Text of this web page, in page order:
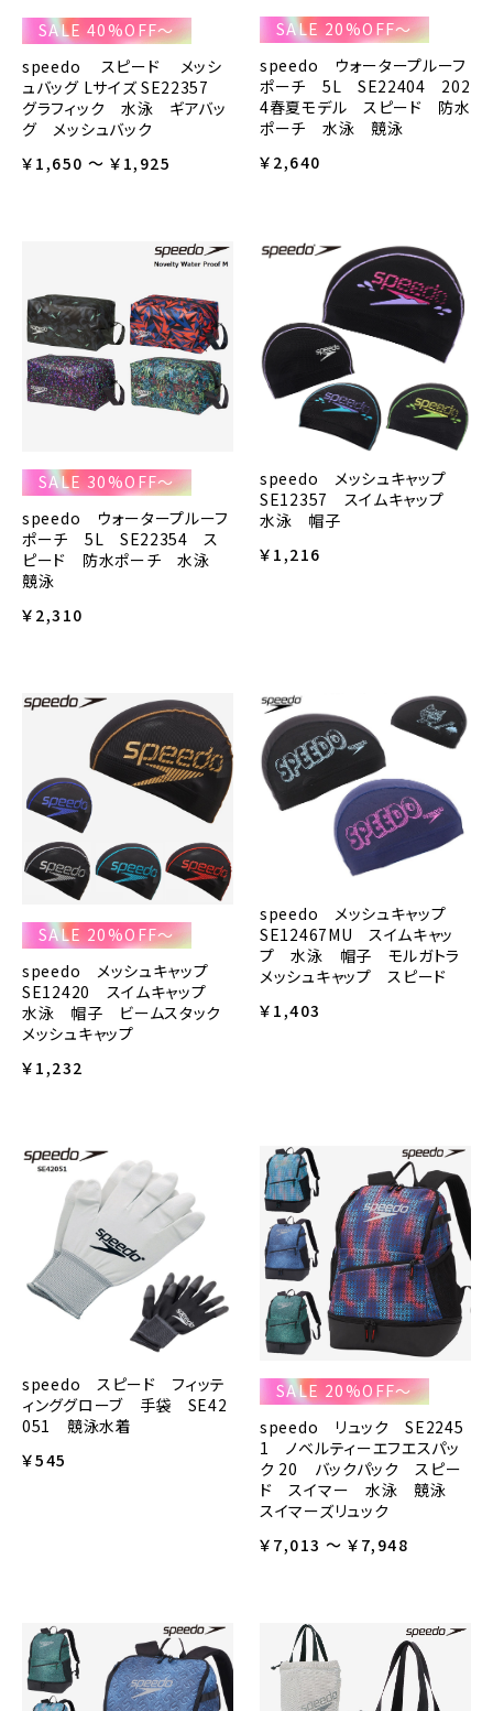
SALE 40%OFF～
speedo スピード メッシ
ュバッグ Lサイズ SE22357
グラフィック 水泳 ギアバッ
グ メッシュバック
￥1,650 ～ ￥1,925
SALE 20%OFF～
speedo ウォータープルーフ
ポーチ 5L SE22404 202
4春夏モデル スピード 防水
ポーチ 水泳 競泳
￥2,640
SALE 30%OFF～
speedo ウォータープルーフ
ポーチ 5L SE22354 ス
ピード 防水ポーチ 水泳
競泳
￥2,310
speedo メッシュキャップ
SE12357 スイムキャップ
水泳 帽子
￥1,216
SALE 20%OFF～
speedo メッシュキャップ
SE12420 スイムキャップ
水泳 帽子 ビームスタック
メッシュキャップ
￥1,232
speedo メッシュキャップ
SE12467MU スイムキャッ
プ 水泳 帽子 モルガトラ
メッシュキャップ スピード
￥1,403
speedo スピード フィッテ
ィンググローブ 手袋 SE42
051 競泳水着
￥545
SALE 20%OFF～
speedo リュック SE2245
1 ノベルティーエフエスパッ
ク 20 バックパック スピー
ド スイマー 水泳 競泳
スイマーズリュック
￥7,013 ～ ￥7,948